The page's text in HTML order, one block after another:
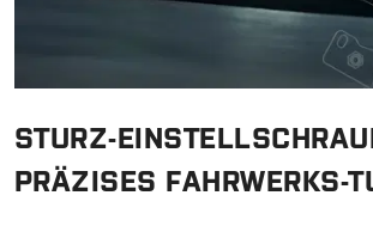
STURZ-
PRÄZISES FAHRWERKS-